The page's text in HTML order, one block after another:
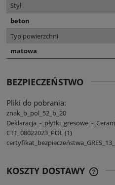
Styl
beton
Typ powierzchni
matowa
BEZPIECZEŃSTWO
Pliki do pobrania:
znak_b_pol_52_b_20
Deklaracja_-_płytki_gresowe_-
CT1_08022023_POL (1)
KOSZTY DOSTAWY